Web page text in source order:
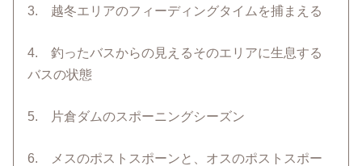
3. 越冬エリアのフィーディングタイムを捕まえる
4. 釣ったバスからの見えるそのエリアに生息する
バスの状態
5. 片倉ダムのスポーニングシーズン
6. メスのポストスポーンと、オスのポストスポー